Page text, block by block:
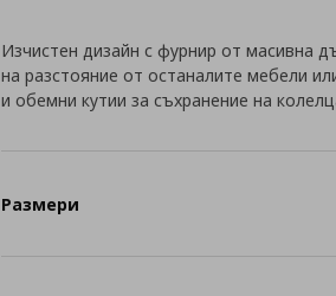
Изчистен дизайн с фурнир от масивна
на разстояние от останалите мебели
и обемни кутии за съхранение на
Размери